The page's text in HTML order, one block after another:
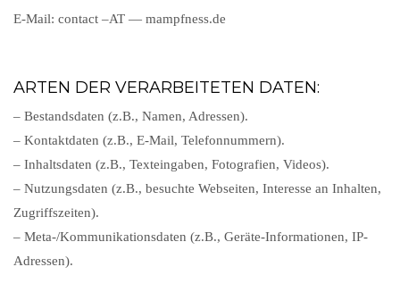
E-Mail: contact –AT — mampfness.de
ARTEN DER VERARBEITETEN DATEN:
– Bestandsdaten (z.B., Namen, Adressen).
– Kontaktdaten (z.B., E-Mail, Telefonnummern).
– Inhaltsdaten (z.B., Texteingaben, Fotografien, Videos).
– Nutzungsdaten (z.B., besuchte Webseiten, Interesse an Inhalten,
Zugriffszeiten).
– Meta-/Kommunikationsdaten (z.B., Geräte-Informationen, IP-
Adressen).